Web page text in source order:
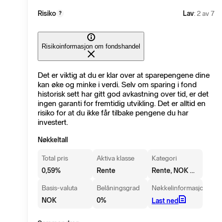
Risiko ? Lav: 2 av 7
Risikoinformasjon om fondshandel
Det er viktig at du er klar over at sparepengene dine
kan øke og minke i verdi. Selv om sparing i fond
historisk sett har gitt god avkastning over tid, er det
ingen garanti for fremtidig utvikling. Det er alltid en
risiko for at du ikke får tilbake pengene du har
investert.
Nøkkeltall
Total pris
0,59%
Aktiva klasse
Rente
Kategori
Rente, NOK Obligasjoner
Basis-valuta
NOK
Belåningsgrad
0%
Nøkkelinformasjon
Last ned